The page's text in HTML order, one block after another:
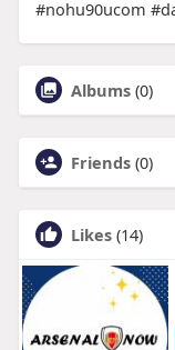
#nohu90ucom
Albums (0)
Friends (0)
Likes (14)